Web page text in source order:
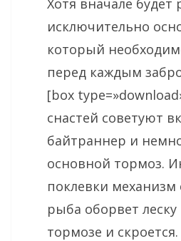
исключительно
который
перед каждым
[box
снастей советуют
байтраннер и
основной тормоз.
поклевки механизм
рыба оборвет
тормозе и